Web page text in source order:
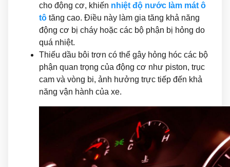
cho động cơ, khiến nhiệt độ nước làm mát ô
tô tăng cao. Điều này làm gia tăng khả năng
động cơ bị cháy hoặc các bộ phận bị hỏng do
quá nhiệt.
Thiếu dầu bôi trơn có thể gây hỏng hóc các bộ
phận quan trọng của động cơ như piston, trục
cam và vòng bi, ảnh hưởng trực tiếp đến khả
năng vận hành của xe.